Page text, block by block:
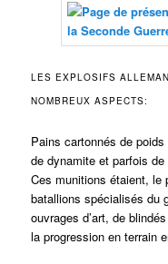
LES EXPLOSIFS
NOMBREUX ASPECTS:
Pains cartonnés de
de dynamite et parfois
Ces munitions étaient, le
batallions spécialisés du
ouvrages d’art, de
la progression en terrain